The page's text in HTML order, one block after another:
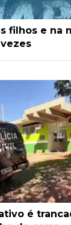
filhos e na
é